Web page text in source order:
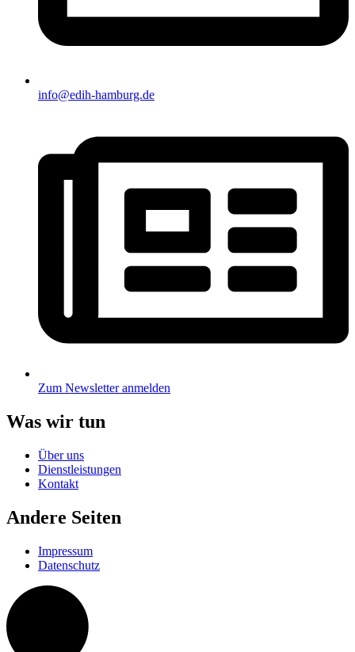
info@edih-hamburg.de
Zum Newsletter anmelden
Was wir tun
Über uns
Dienstleistungen
Kontakt
Andere Seiten
Impressum
Datenschutz